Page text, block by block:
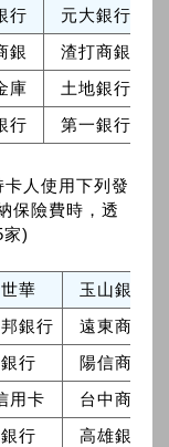
行 元大銀行
銀 渣打商銀
庫 土地銀行
行 第一銀行
人使用下列發
保險費時，透
)
華
玉山銀行
銀行
遠東商銀
行
陽信商銀
用卡
台中商銀
行
高雄銀行